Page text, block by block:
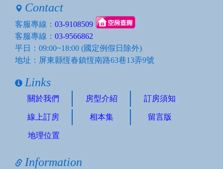
Contact
客服專線： 03-9108509
客服專線： 03-9566862
平日：09:00~18:00 (國定例假日除外)
地址：屏東縣恆春鎮恆南路63巷13弄9號
Links
關於我們 房型介紹 訂房須知
線上訂房 相本集 留言版
地理位置
Information